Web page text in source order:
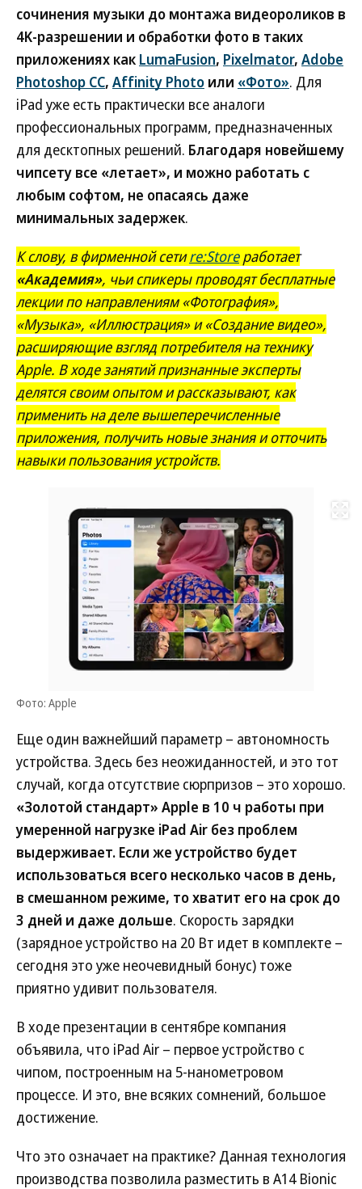
сочинения музыки до монтажа видеороликов в
4K-разрешении и обработки фото в таких
приложениях как LumaFusion, Pixelmator, Adobe
Photoshop CC, Affinity Photo или «Фото». Для
iPad уже есть практически все аналоги
профессиональных программ, предназначенных
для десктопных решений. Благодаря новейшему
чипсету все «летает», и можно работать с
любым софтом, не опасаясь даже
минимальных задержек.
К слову, в фирменной сетиre:Storeработает
«Академия», чьи спикеры проводят бесплатные
лекции по направлениям «Фотография»,
«Музыка», «Иллюстрация» и «Создание видео»,
расширяющие взгляд потребителя на технику
Apple. В ходе занятий признанные эксперты
делятся своим опытом и рассказывают, как
применить на деле вышеперечисленные
приложения, получить новые знания и отточить
навыки пользования устройств.
Фото: Apple
Еще один важнейший параметр – автономность
устройства. Здесь без неожиданностей, и это тот
случай, когда отсутствие сюрпризов – это хорошо.
«Золотой стандарт» Apple в 10 ч работы при
умеренной нагрузке iPad Air без проблем
выдерживает. Если же устройство будет
использоваться всего несколько часов в день,
в смешанном режиме, то хватит его на срок до
3 дней и даже дольше. Скорость зарядки
(зарядное устройство на 20 Вт идет в комплекте –
сегодня это уже неочевидный бонус) тоже
приятно удивит пользователя.
В ходе презентации в сентябре компания
объявила, что iPad Air – первое устройство с
чипом, построенным на 5-нанометровом
процессе. И это, вне всяких сомнений, большое
достижение.
Что это означает на практике? Данная технология
производства позволила разместить в A14 Bionic